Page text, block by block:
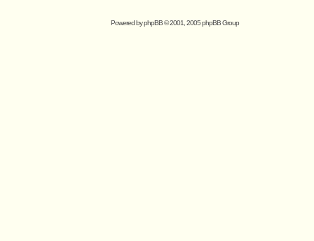
Powered byphpBB© 2001, 2005 phpBB Group